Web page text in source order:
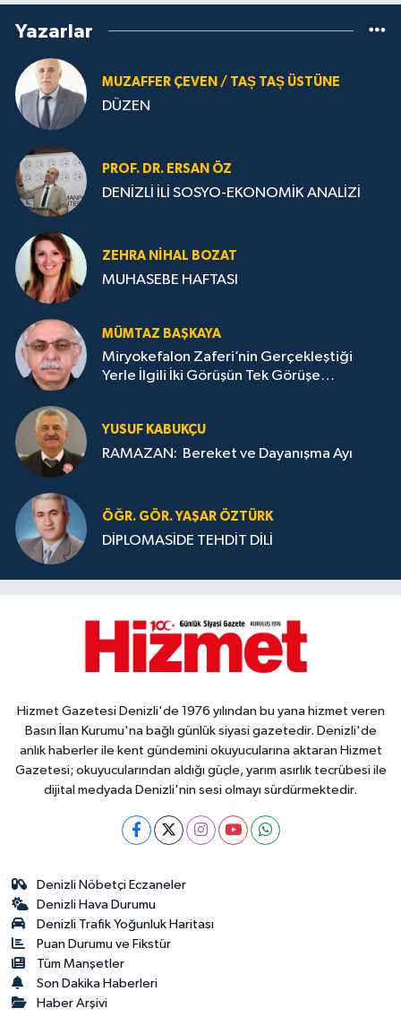
Yazarlar
MUZAFFER ÇEVEN / TAȘ TAȘ ÜSTÜNE
DÜZEN
PROF. DR. ERSAN ÖZ
DENİZLİ İLİ SOSYO-EKONOMİK ANALİZİ
ZEHRA NIHAL BOZAT
MUHASEBE HAFTASI
MÜMTAZ BAŞKAYA
Miryokefalon Zaferi’nin Gerçekleştiği
Yerle İlgili İki Görüşün Tek Görüşe
YUSUF KABUKÇU
RAMAZAN: Bereket ve Dayanışma Ayı
ÖĞR. GÖR. YAŞAR ÖZTÜRK
DİPLOMASİDE TEHDİT DİLİ
Hizmet Gazetesi Denizli'de 1976 yılından bu yana hizmet veren
Basın İlan Kurumu'na bağlı günlük siyasi gazetedir. Denizli'de
anlık haberler ile kent gündemini okuyucularına aktaran Hizmet
Gazetesi; okuyucularından aldığı güçle, yarım asırlık tecrübesi ile
dijital medyada Denizli'nin sesi olmayı sürdürmektedir.
Denizli Nöbetçi Eczaneler
Denizli Hava Durumu
Denizli Trafik Yoğunluk Haritası
Puan Durumu ve Fikstür
Tüm Manşetler
Son Dakika Haberleri
Haber Arşivi